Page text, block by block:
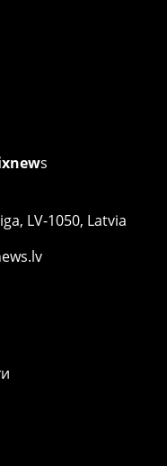
s
LV-1050, Latvia